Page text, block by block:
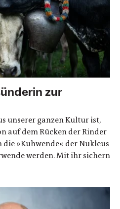
zur
unserer ganzen Kultur ist,
auf dem Rücken der Rinder
die »Kuhwende« der Nukleus
werden. Mit ihr sichern